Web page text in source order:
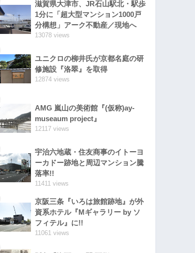
滋賀県大津市、JR石山駅北・駅歩
1分に「超大型マンション1000戸
分構想」アーク不動産／現地へ
13078 views
ユニクロの柳井氏が京都名庭の研
修施設『洛翠』を取得
12874 views
AMG 嵐山の美術館『(仮称)ay-
museaum project』
12117 views
宇治六地蔵・住友商事のイトーヨ
ーカドー跡地と周辺マンション騰
落率!!
11411 views
京阪三条『いろは旅館跡地』が外
資系ホテル『Mギャラリー by ソ
フィテル』に!!
11061 views